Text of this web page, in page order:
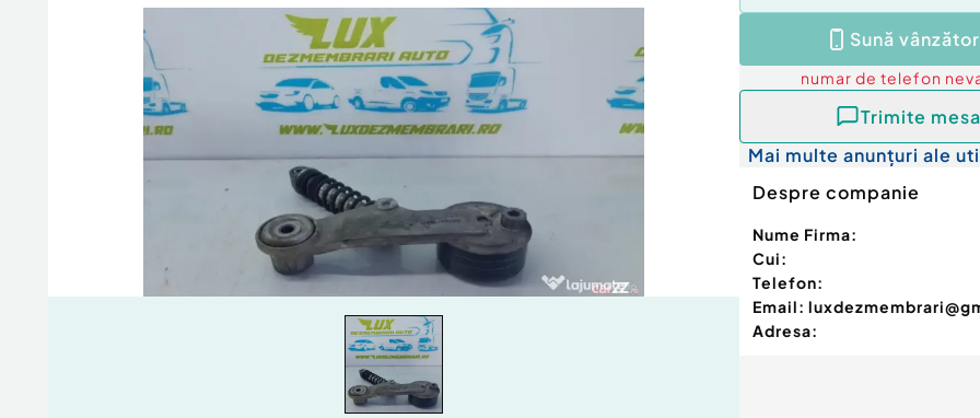
Sună
numar de telefon
Trimite
Mai multe anunțuri ale
Despre companie
Nume Firma:
Cui:
Telefon:
Email:
Adresa: